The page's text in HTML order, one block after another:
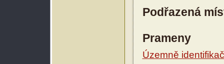
Podřazená
Prameny
Územně